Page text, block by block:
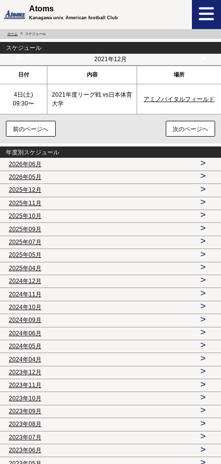
Atoms
Kanagawa univ. American football Club
ホーム スケジュール
スケジュール
2021年12月
日付 内容 場所
4日(土)
09:30〜
2021年度リーグ戦 vs日本体育
大学
アミノバイタルフィールド
前のページへ 次のページヘ
年度別スケジュール
2026年06月
>
2026年05月 >
2025年12月 >
2025年11月 >
2025年10月 >
2025年09月 >
2025年07月 >
2025年05月 >
2025年04月 >
2024年12月 >
2024年11月 >
2024年10月 >
2024年09月 >
2024年06月 >
2024年05月 >
2024年04月 >
2023年12月 >
2023年11月 >
2023年10月 >
2023年09月 >
2023年08月 >
2023年07月 >
2023年06月 >